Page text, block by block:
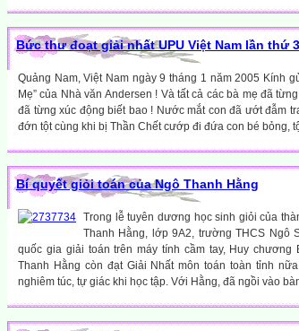
Bức thư đoạt giải nhất UPU Việt Nam lần thứ
Quảng Nam, Việt Nam ngày 9 tháng 1 năm 2005 Kính
Mẹ” của Nhà văn Andersen ! Và tất cả các bà mẹ đã
đã từng xúc động biết bao ! Nước mắt con đã ướt đẫm
đớn tột cùng khi bị Thần Chết cướp đi đứa con bé bỏng,
Bí quyết giỏi toán của Ngô Thanh Hằng
Trong lễ tuyên dương học sinh giỏi của
Thanh Hằng, lớp 9A2, trường THCS
quốc gia giải toán trên máy tính cầm tay, Huy chương
Thanh Hằng còn đạt Giải Nhất môn toán toàn tỉnh
nghiêm túc, tự giác khi học tập. Với Hằng, đã ngồi vào